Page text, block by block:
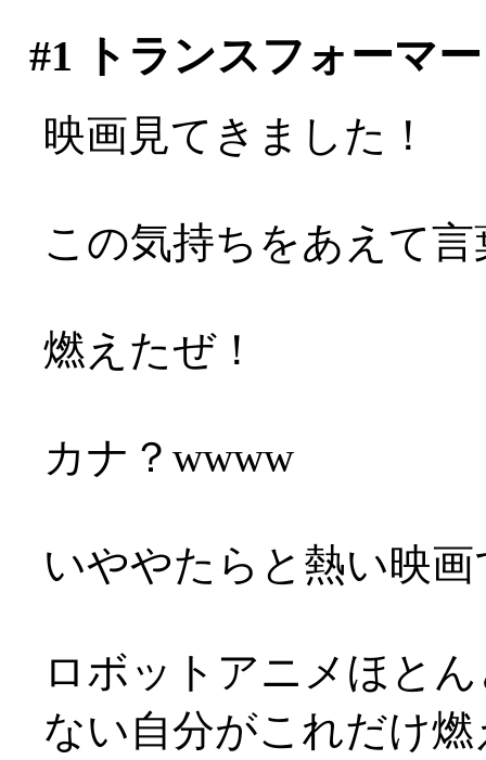
#1 トランスフォーマー
映画見てきました！
この気持ちをあえて
燃えたぜ！
カナ？wwww
いややたらと熱い映
ロボットアニメほと
ない自分がこれだけ